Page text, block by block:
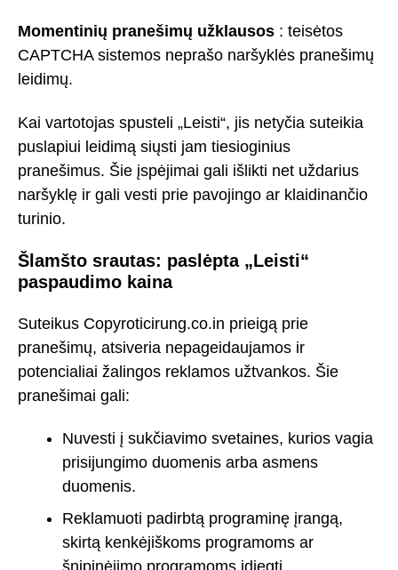
Momentinių pranešimų užklausos : teisėtos
CAPTCHA sistemos neprašo naršyklės pranešimų
leidimų.
Kai vartotojas spusteli „Leisti“, jis netyčia suteikia
puslapiui leidimą siųsti jam tiesioginius
pranešimus. Šie įspėjimai gali išlikti net uždarius
naršyklę ir gali vesti prie pavojingo ar klaidinančio
turinio.
Šlamšto srautas: paslėpta „Leisti“
paspaudimo kaina
Suteikus Copyroticirung.co.in prieigą prie
pranešimų, atsiveria nepageidaujamos ir
potencialiai žalingos reklamos užtvankos. Šie
pranešimai gali:
Nuvesti į sukčiavimo svetaines, kurios vagia
prisijungimo duomenis arba asmens
duomenis.
Reklamuoti padirbtą programinę įrangą,
skirtą kenkėjiškoms programoms ar